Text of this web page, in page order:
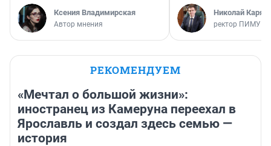
Ксения Владимирская
Автор мнения
Николай
ректор ПИМУ
РЕКОМЕНДУЕМ
«Мечтал о большой жизни»:
иностранец из Камеруна переехал в
Ярославль и создал здесь семью —
история